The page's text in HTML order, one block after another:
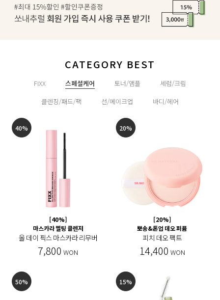
CATEGORY BEST
FIXX 스페셜케어 토너/앰플
세럼/크림
클렌징/패드/팩
선/메이크업 바디/헤어
40%
[40%]
마스카라 멜팅 클렌저
올 데이 픽스 마스카라 리무버
7,800 WON
20%
[20%]
뽀송&톤업 데오 퍼퓸
피치 데오 팩트
14,400 WON
50% 15%